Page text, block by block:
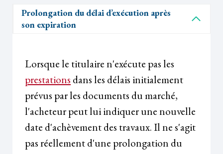
Prolongation du délai d’exécution après
son expiration
Lorsque le titulaire n'exécute pas les
prestations dans les délais initialement
prévus par les documents du marché,
l'acheteur peut lui indiquer une nouvelle
date d'achèvement des travaux. Il ne s'agit
pas réellement d'une prolongation du